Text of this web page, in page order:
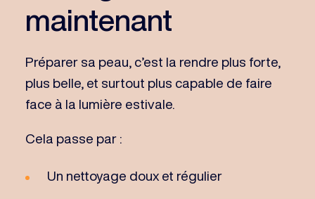
maintenant
Préparer sa peau, c’est la rendre plus forte,
plus belle, et surtout plus capable de faire
face à la lumière estivale.
Cela passe par :
Un nettoyage doux et régulier